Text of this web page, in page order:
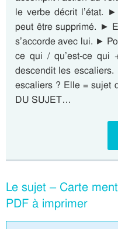
le verbe décrit l’état.
peut être supprimé. ►
s’accorde avec lui. ►
ce qui / qu’est-ce qui
descendit les
escaliers ? Elle = sujet
DU SUJET…
Le sujet – Carte
PDF à imprimer